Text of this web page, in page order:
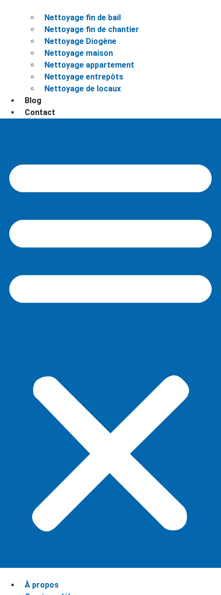
Nettoyage fin de bail
Nettoyage fin de chantier
Nettoyage Diogène
Nettoyage maison
Nettoyage appartement
Nettoyage entrepôts
Nettoyage de locaux
Blog
Contact
À propos